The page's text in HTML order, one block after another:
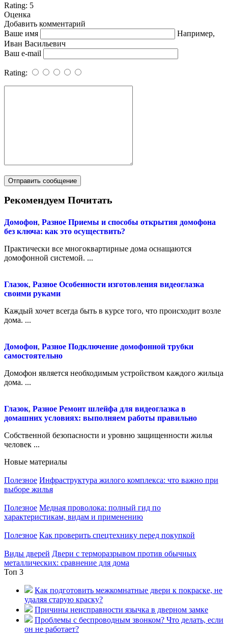
Rating: 5
Оценка
Добавить комментарий
Ваше имя
Например,
Иван Васильевич
Ваш e-mail
Rating:
Рекомендуем Почитать
Домофон, Разное Приемы и способы открытия домофона
без ключа: как это осуществить?
Практически все многоквартирные дома оснащаются
домофонной системой. ...
Глазок, Разное Особенности изготовления видеоглазка
своими руками
Каждый хочет всегда быть в курсе того, что происходит возле
дома. ...
Домофон, Разное Подключение домофонной трубки
самостоятельно
Домофон является необходимым устройством каждого жильца
дома. ...
Глазок, Разное Ремонт шлейфа для видеоглазка в
домашних условиях: выполняем работы правильно
Собственной безопасности и уровню защищенности жилья
человек ...
Новые материалы
Полезное Инфраструктура жилого комплекса: что важно при
выборе жилья
Полезное Медная проволока: полный гид по
характеристикам, видам и применению
Полезное Как проверить спецтехнику перед покупкой
Виды дверей Двери с терморазрывом против обычных
металлических: сравнение для дома
Топ 3
Как подготовить межкомнатные двери к покраске, не
удаляя старую краску?
Причины неисправности язычка в дверном замке
Проблемы с беспроводным звонком? Что делать, если
он не работает?